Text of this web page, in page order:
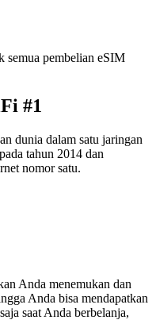
pembelian eSIM
#1
dunia dalam satu jaringan
tahun 2014 dan
nomor satu.
Anda menemukan dan
Anda bisa mendapatkan
saat Anda berbelanja,